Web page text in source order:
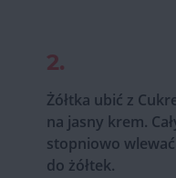
2.
Żółtka ubić z
na jasny krem.
stopniowo
do żółtek.